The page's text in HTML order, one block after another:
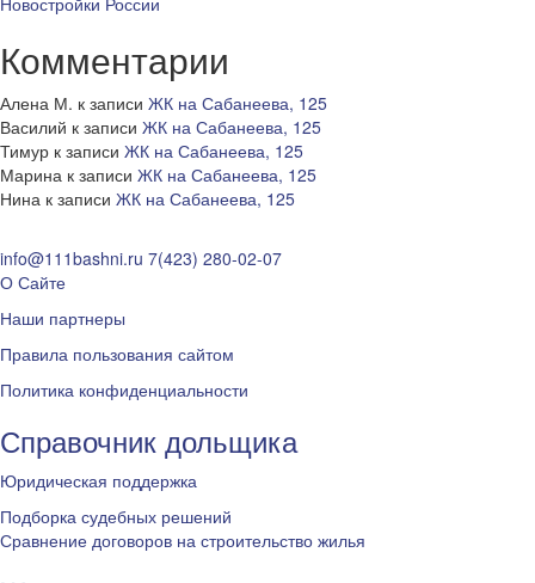
Комментарии
Алена М. к записи ЖК на Сабанеева, 125
Василий к записи ЖК на Сабанеева, 125
Тимур к записи ЖК на Сабанеева, 125
Марина к записи ЖК на Сабанеева, 125
Нина к записи ЖК на Сабанеева, 125
info@111bashni.ru 7(423) 280-02-07
О Сайте
Наши партнеры
Правила пользования сайтом
Политика конфиденциальности
Справочник дольщика
Юридическая поддержка
Подборка судебных решений
Сравнение договоров на строительство жилья